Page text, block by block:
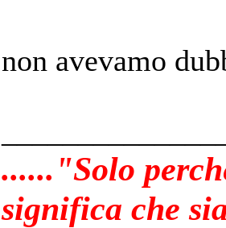
non avevamo
......"Solo
significa che